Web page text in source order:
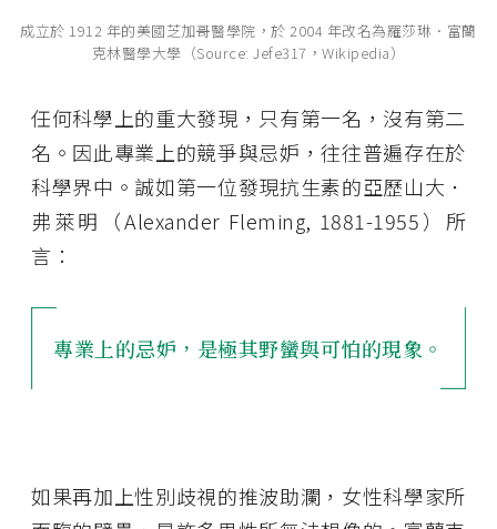
成立於 1912 年的美國芝加哥醫學院，於 2004 年改名為羅莎琳．富蘭
克林醫學大學（Source: Jefe317，Wikipedia）
任何科學上的重大發現，只有第一名，沒有第二
名。因此專業上的競爭與忌妒，往往普遍存在於
科學界中。誠如第一位發現抗生素的亞歷山大．
弗萊明（Alexander Fleming, 1881-1955）所
言：
專業上的忌妒，是極其野蠻與可怕的現象。
如果再加上性別歧視的推波助瀾，女性科學家所